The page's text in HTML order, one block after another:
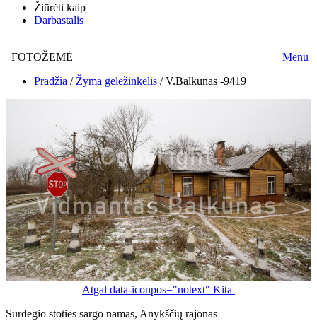
Žiūrėti kaip
Darbastalis
FOTOŽEMĖ
Menu
Pradžia / Žyma geležinkelis /V.Balkunas -9419
Atgal data-iconpos="notext" Kita
Surdegio stoties sargo namas, Anykščių rajonas